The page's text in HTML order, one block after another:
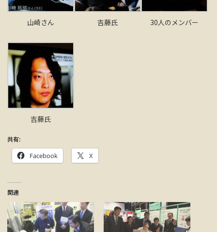
山崎さん 吉藤氏 30人のメンバー
吉藤氏
共有:
Facebook X
関連